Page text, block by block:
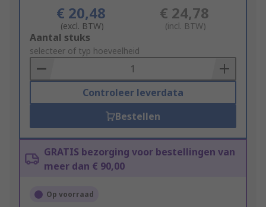
€ 20,48
(excl. BTW)
€ 24,78
(incl. BTW)
Add
to
Basket
Aantal stuks
selecteer of typ hoeveelheid
Controleer leverdata
Bestellen
GRATIS bezorging voor bestellingen van
meer dan € 90,00
Op voorraad